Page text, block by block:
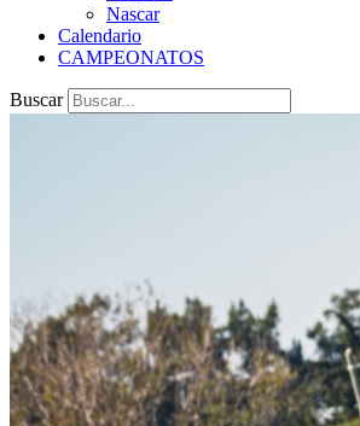
Nascar
Calendario
CAMPEONATOS
Buscar